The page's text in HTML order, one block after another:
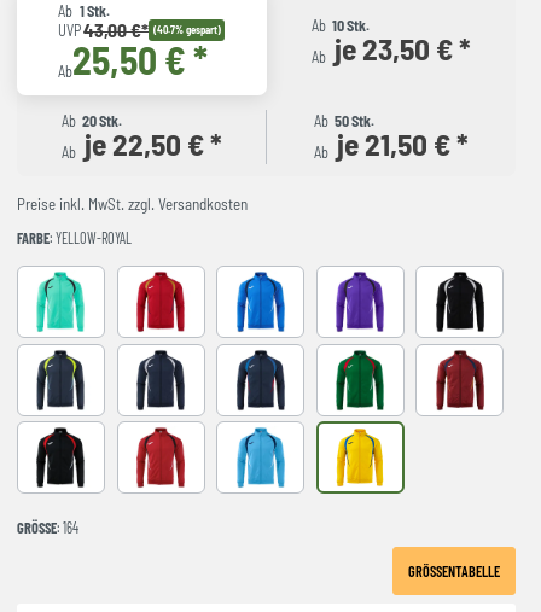
Ab 1 Stk.
UVP43,00 €* (40.7% gespart)
Ab25,50 € *
Ab 10 Stk.
Ab je 23,50 € *
Ab 20 Stk.
Ab je 22,50 € *
Ab 50 Stk.
Ab je 21,50 € *
Preise inkl. MwSt. zzgl. Versandkosten
FARBE: YELLOW-ROYAL
LIGHT GREEN RED-NAVY ROYAL-NAVY VIOLET BLACK-GREY
DARK NAVY AMARILLO FLUOR
NAVY-GREY NAVY-ROYAL VERDE-ROJO WINE-NAVY
BLACK-RED RED-BLACK SKY BLUE-NAVY YELLOW-ROYAL
GRÖSSE : 164
GRÖSSENTABELLE